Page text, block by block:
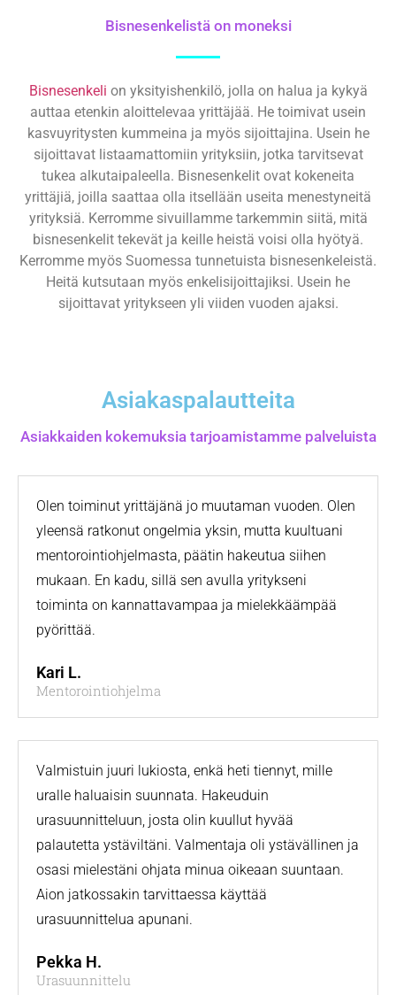
Bisnesenkelistä on moneksi
Bisnesenkeli on yksityishenkilö, jolla on halua ja kykyä
auttaa etenkin aloittelevaa yrittäjää. He toimivat usein
kasvuyritysten kummeina ja myös sijoittajina. Usein he
sijoittavat listaamattomiin yrityksiin, jotka tarvitsevat
tukea alkutaipaleella. Bisnesenkelit ovat kokeneita
yrittäjiä, joilla saattaa olla itsellään useita menestyneitä
yrityksiä. Kerromme sivuillamme tarkemmin siitä, mitä
bisnesenkelit tekevät ja keille heistä voisi olla hyötyä.
Kerromme myös Suomessa tunnetuista bisnesenkeleistä.
Heitä kutsutaan myös enkelisijoittajiksi. Usein he
sijoittavat yritykseen yli viiden vuoden ajaksi.
Asiakaspalautteita
Asiakkaiden kokemuksia tarjoamistamme palveluista
Olen toiminut yrittäjänä jo muutaman vuoden. Olen
yleensä ratkonut ongelmia yksin, mutta kuultuani
mentorointiohjelmasta, päätin hakeutua siihen
mukaan. En kadu, sillä sen avulla yritykseni
toiminta on kannattavampaa ja mielekkäämpää
pyörittää.
Kari L.
Mentorointiohjelma
Valmistuin juuri lukiosta, enkä heti tiennyt, mille
uralle haluaisin suunnata. Hakeuduin
urasuunnitteluun, josta olin kuullut hyvää
palautetta ystäviltäni. Valmentaja oli ystävällinen ja
osasi mielestäni ohjata minua oikeaan suuntaan.
Aion jatkossakin tarvittaessa käyttää
urasuunnittelua apunani.
Pekka H.
Urasuunnittelu